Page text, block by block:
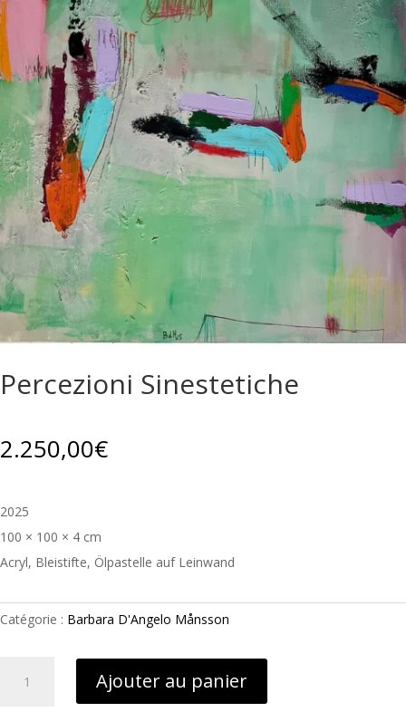
Percezioni Sinestetiche
2.250,00€
2025
100 × 100 × 4 cm
Acryl, Bleistifte, Ölpastelle auf Leinwand
Catégorie : Barbara D'Angelo Månsson
Ajouter au panier